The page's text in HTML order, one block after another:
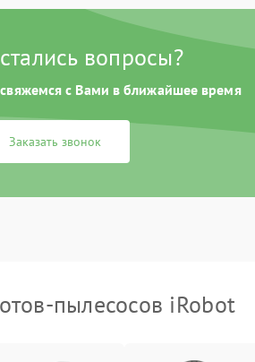
вопросы?
свяжемся с Вами в ближайшее время
Заказать звонок
пылесосов iRobot